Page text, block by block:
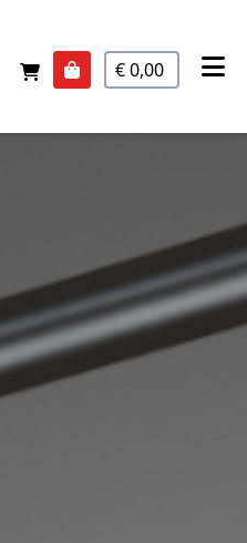
€ 0,00